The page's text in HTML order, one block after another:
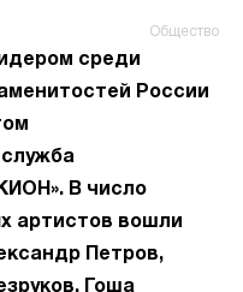
Общество
среди
России
В число
артистов вошли
Петров,
Гоша